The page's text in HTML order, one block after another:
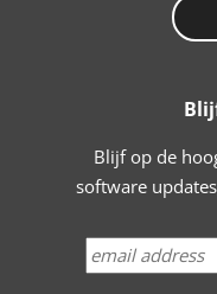
Blijf op de
software